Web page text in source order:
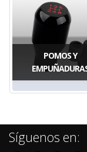
POMOS Y
Síguenos en: